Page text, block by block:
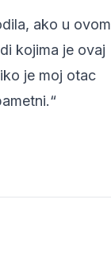
ako u ovom
kojima je ovaj
je moj otac